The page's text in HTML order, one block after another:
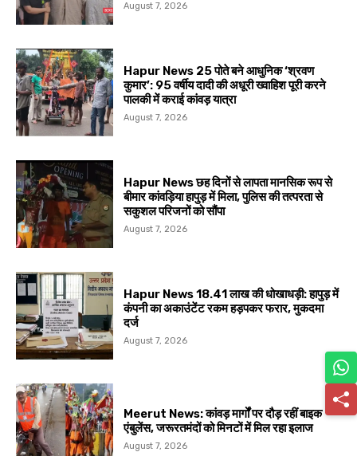
August 7, 2026
Hapur News 25 पोते बने आधुनिक ‘श्रवण
कुमार’: 95 वर्षीय दादी की अधूरी ख्वाहिश पूरी करने
पालकी में कराई कांवड़ यात्रा
August 7, 2026
Hapur News छह दिनों से लापता मानसिक रूप से
बीमार कांवड़िया हापुड़ में मिला, पुलिस की तत्परता से
सकुशल परिजनों को सौंपा
August 7, 2026
Hapur News 18.41 लाख की धोखाधड़ी: हापुड़ में
कंपनी का अकाउंटेंट रकम हड़पकर फरार, मुकदमा
दर्ज
August 7, 2026
Meerut News: कांवड़ मार्गों पर दौड़ रहीं बाइक
एंबुलेंस, जरूरतमंदों को मिनटों में मिल रहा इलाज
August 7, 2026